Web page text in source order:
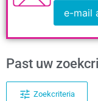
e-mail
Past uw
Zoekcriteria